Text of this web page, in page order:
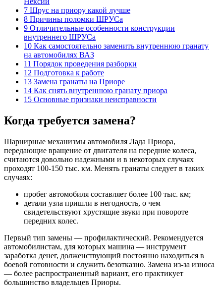
7 Шрус на приору какой лучше
8 Причины поломки ШРУСа
9 Отличительные особенности конструкции
внутреннего ШРУСа
10 Как самостоятельно заменить внутреннюю гранату
на автомобилях ВАЗ
11 Порядок проведения разборки
12 Подготовка к работе
13 Замена гранаты на Приоре
14 Как снять внутреннюю гранату приора
15 Основные признаки неисправности
Когда требуется замена?
Шарнирные механизмы автомобиля Лада Приора,
передающие вращение от двигателя на передние колеса,
считаются довольно надежными и в некоторых случаях
проходят 100-150 тыс. км. Менять гранаты следует в таких
случаях:
пробег автомобиля составляет более 100 тыс. км;
детали узла пришли в негодность, о чем
свидетельствуют хрустящие звуки при повороте
передних колес.
Первый тип замены — профилактический. Рекомендуется
автомобилистам, для которых машина — инструмент
заработка денег, долженствующий постоянно находиться в
боевой готовности и служить безотказно. Замена из-за износа
— более распространенный вариант, его практикует
большинство владельцев Приоры.